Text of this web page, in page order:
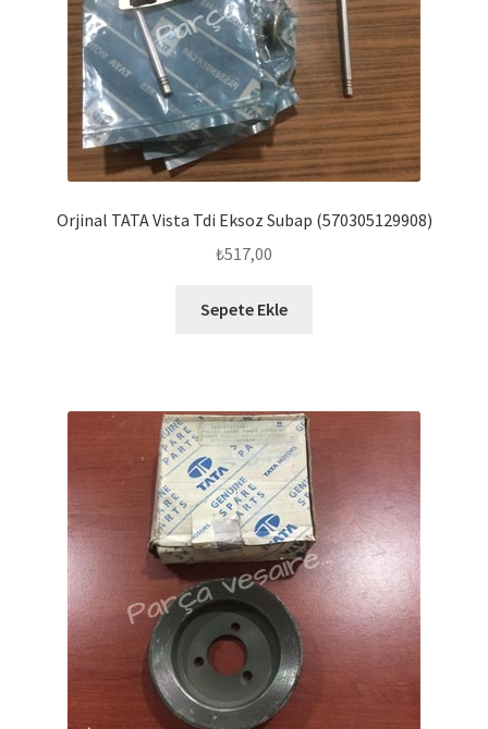
Orjinal TATA Vista Tdi Eksoz Subap (570305129908)
₺517,00
Sepete Ekle